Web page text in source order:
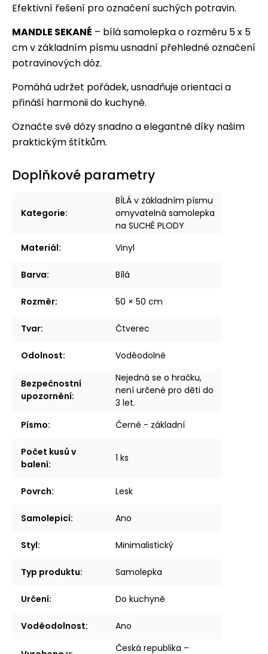
Efektivní řešení pro označení suchých potravin.
MANDLE SEKANÉ – bílá samolepka o rozměru 5 x 5
cm v základním písmu usnadní přehledné označení
potravinových dóz.
Pomáhá udržet pořádek, usnadňuje orientaci a
přináší harmonii do kuchyně.
Označte své dózy snadno a elegantně díky našim
praktickým štítkům.
Doplňkové parametry
Kategorie:
BÍLÁ v základním písmu
omyvatelná samolepka
na SUCHÉ PLODY
Materiál: Vinyl
Barva: Bílá
Rozměr: 50 × 50 cm
Tvar: Čtverec
Odolnost: Voděodolné
Bezpečnostní
upozornění:
Nejedná se o hračku,
není určené pro děti do
3 let.
Písmo: Černé - základní
Počet kusů v
balení:
1 ks
Povrch: Lesk
Samolepicí: Ano
Styl: Minimalistický
Typ produktu: Samolepka
Určení: Do kuchyně
Voděodolnost: Ano
Česká republika –